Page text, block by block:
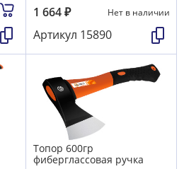
1 664₽ Нет в наличии
Артикул 15890
Топор 600гр
фиберглассовая ручка